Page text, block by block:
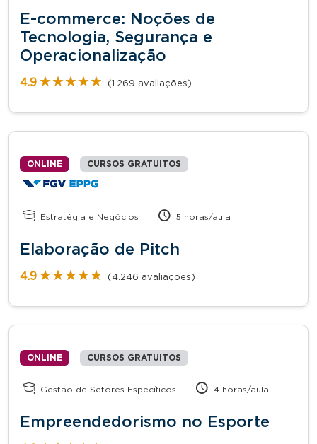
E-commerce: Noções de
Tecnologia, Segurança e
Operacionalização
4.9 ★★★★★
★★★★★ (1.269 avaliações)
ONLINE CURSOS GRATUITOS
Estratégia e Negócios 5 horas/aula
Elaboração de Pitch
4.9 ★★★★★
★★★★★ (4.246 avaliações)
ONLINE CURSOS GRATUITOS
Gestão de Setores Específicos 4 horas/aula
Empreendedorismo no Esporte